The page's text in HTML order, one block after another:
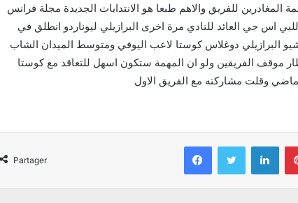
المغادرين للفريق والاهم طبعا هو الانتدابات الجديدة مجلة فرانس
اس جي العائد للنادي مرة اخرى البرازيلي ليوناردو انطلق في
البرازيلي دوغلاس كوستا لاعب اليوفي ومتوسط الميدان الشاب
موقف الفريقين ولو ان المهمة ستكون اسهل للتعاقد مع كوستا
وقلت مشاركته مع الفريق الاول
Partager
Facebook Twitter Linkedin